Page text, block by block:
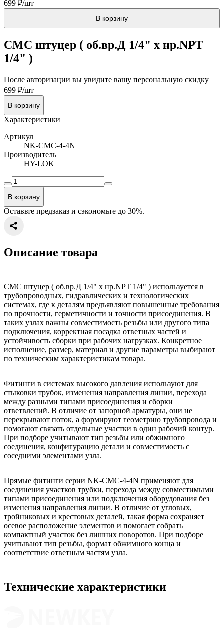
699 ₽/шт
В корзину
CMC штуцер ( об.вр.Д 1/4" x нр.NPT
1/4" )
После авторизации вы увидите вашу персональную скидку
699 ₽/шт
В корзину
Характеристики
Артикул
NK-CMC-4-4N
Производитель
HY-LOK
В корзину
Оставьте предзаказ и сэкономьте до 30%.
Описание товара
Прямые фитинги серии NK-CMC-4-4N применяют для
соединения участков трубки, перехода между совместимыми
типами присоединения или подключения оборудования без
изменения направления линии. В отличие от угловых,
тройниковых и крестовых деталей, такая форма сохраняет
осевое расположение элементов и помогает собрать
компактный участок без лишних поворотов. При подборе
учитывают тип резьбы, формат обжимного конца и
соответствие ответным частям узла.
Фитинги в системах высокого давления используют для
стыковки трубок, изменения направления линии, перехода
между разными типами присоединения и сборки
ответвлений. В отличие от запорной арматуры, они не
перекрывают поток, а формируют геометрию трубопровода и
помогают связать отдельные участки в один рабочий контур.
При подборе учитывают тип резьбы или обжимного
соединения, конфигурацию детали и совместимость с
соседними элементами узла.
CMC штуцер ( об.вр.Д 1/4" x нр.NPT 1/4" ) используется в
трубопроводных, гидравлических и технологических
системах, где к деталям предъявляют повышенные требования
по прочности, герметичности и точности присоединения. В
таких узлах важны совместимость резьбы или другого типа
подключения, корректная посадка ответных частей и
устойчивость сборки при рабочих нагрузках. Конкретное
исполнение, размер, материал и другие параметры выбирают
по техническим характеристикам товара.
Технические характеристики